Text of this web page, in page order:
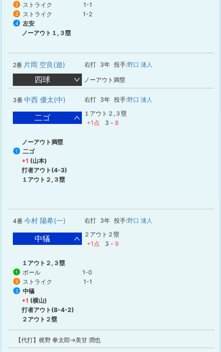
2 ストライク 1-1
3 ストライク 1-2
4
左安
ノーアウト１,３塁
2番 片岡 空良(遊) 右打 3年 投手:野口 漣人
四球 ノーアウト満塁
3番 中西 優太(中) 右打 3年 投手:野口 漣人
二ゴ
１アウト２,３塁
+1点
3 - 8
ノーアウト満塁
1
二ゴ
+1 (山本)
打者アウト(4-3)
１アウト２,３塁
4番 今村 陽希(一) 右打 3年 投手:野口 漣人
中犠
２アウト２塁
+1点
3 - 9
１アウト２,３塁
1 ボール 1-0
2 ストライク 1-1
3
中犠
+1 (横山)
打者アウト(8-4-2)
２アウト２塁
【代打】梶野 拳太郎→美甘 潤也